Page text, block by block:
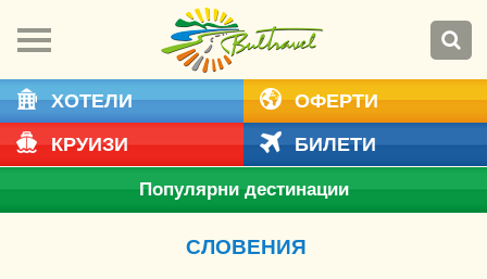
ХОТЕЛИ
ОФЕРТИ
КРУИЗИ
БИЛЕТИ
Популярни дестинации
СЛОВЕНИЯ